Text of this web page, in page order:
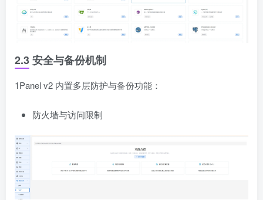
2.3 安全与备份机制
1Panel v2 内置多层防护与备份功能：
防火墙与访问限制